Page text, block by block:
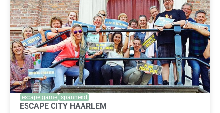
escape game spannend
ESCAPE CITY HAARLEM